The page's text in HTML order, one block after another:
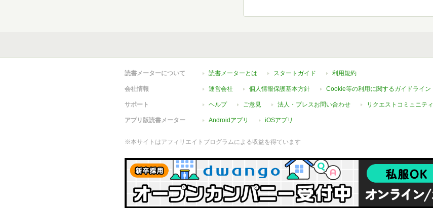
読書メーターについて 読書メーターとは スタートガイド 利用規約
会社情報 運営会社 個人情報保護基本方針 Cookie等の利用に関するガイドライン
サポート ヘルプ ご意見 法人・プレスお問い合わせ リクエストコミュニティ
アプリ版読書メーター Androidアプリ iOSアプリ
※本サイトはアフィリエイトプログラムによる収益を得ています